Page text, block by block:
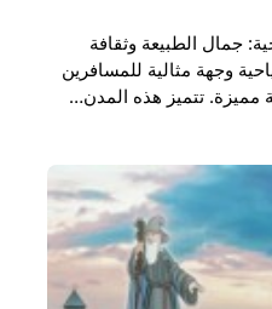
جمال الطبيعة وثقافة
وجهة مثالية للمسافرين
مميزة. تتميز هذه المدن…